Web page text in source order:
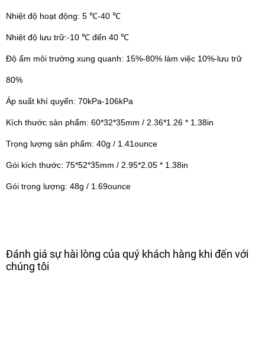
Nhiệt độ hoạt động: 5 ℃-40 ℃
Nhiệt độ lưu trữ:-10 ℃ đến 40 ℃
Độ ẩm môi trường xung quanh: 15%-80% làm việc 10%-lưu trữ
80%
Áp suất khí quyển: 70kPa-106kPa
Kích thước sản phẩm: 60*32*35mm / 2.36*1.26 * 1.38in
Trọng lượng sản phẩm: 40g / 1.41ounce
Gói kích thước: 75*52*35mm / 2.95*2.05 * 1.38in
Gói trọng lượng: 48g / 1.69ounce
Đánh giá sự hài lòng của quý khách hàng khi đến với
chúng tôi